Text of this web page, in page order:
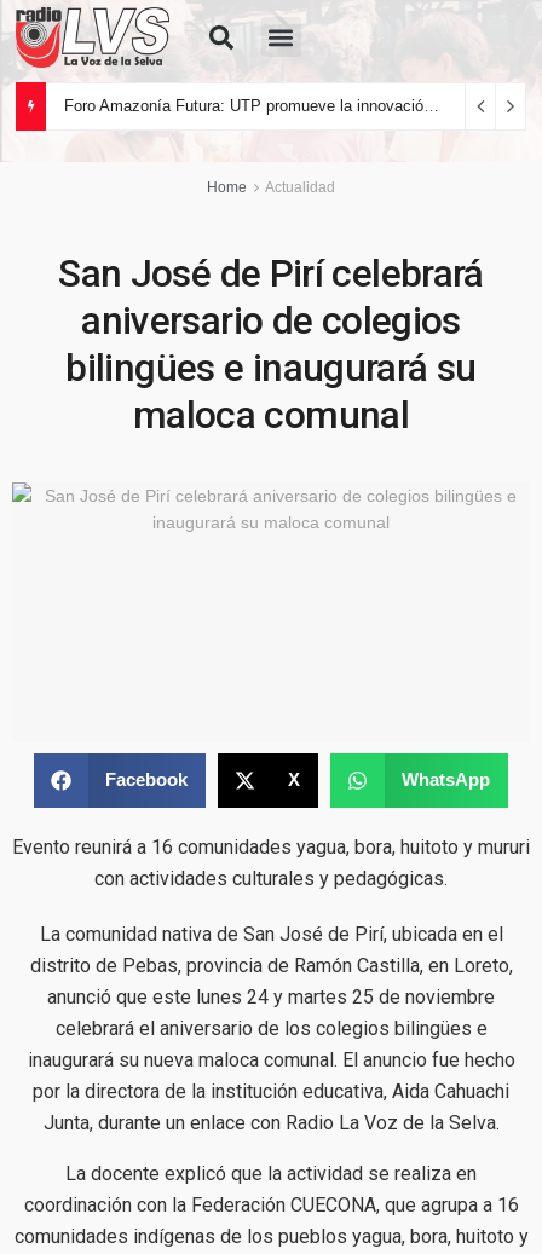
Home Actualidad
San José de Pirí celebrará
aniversario de colegios
bilingües e inaugurará su
maloca comunal
Facebook X WhatsApp
Evento reunirá a 16 comunidades yagua, bora, huitoto y mururi
con actividades culturales y pedagógicas.
La comunidad nativa de San José de Pirí, ubicada en el
distrito de Pebas, provincia de Ramón Castilla, en Loreto,
anunció que este lunes 24 y martes 25 de noviembre
celebrará el aniversario de los colegios bilingües e
inaugurará su nueva maloca comunal. El anuncio fue hecho
por la directora de la institución educativa, Aida Cahuachi
Junta, durante un enlace con Radio La Voz de la Selva.
La docente explicó que la actividad se realiza en
coordinación con la Federación CUECONA, que agrupa a 16
comunidades indígenas de los pueblos yagua, bora, huitoto y